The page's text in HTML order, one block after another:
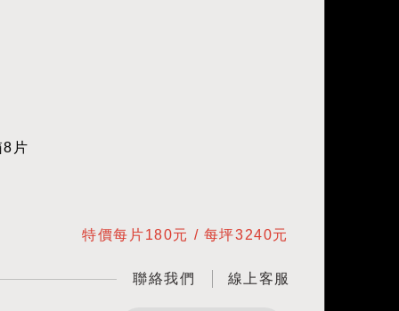
8片
特價每片180元 / 每坪3240元
聯絡我們 線上客服